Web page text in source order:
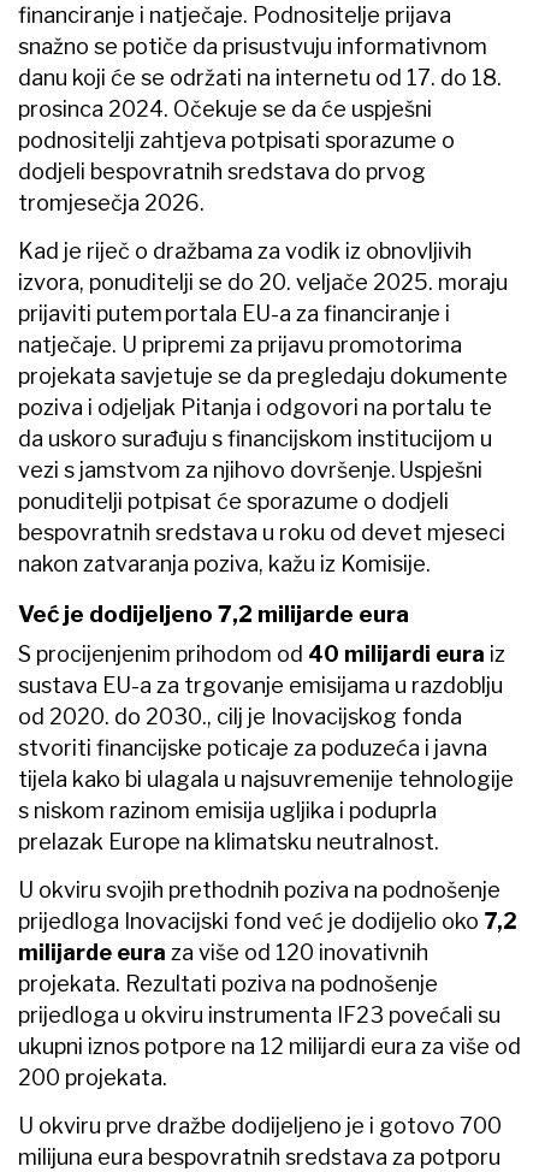
financiranje i natječaje. Podnositelje prijava
snažno se potiče da prisustvuju informativnom
danu koji će se održati na internetu od 17. do 18.
prosinca 2024. Očekuje se da će uspješni
podnositelji zahtjeva potpisati sporazume o
dodjeli bespovratnih sredstava do prvog
tromjesečja 2026.
Kad je riječ o dražbama za vodik iz obnovljivih
izvora, ponuditelji se do 20. veljače 2025. moraju
prijaviti putem portala EU-a za financiranje i
natječaje. U pripremi za prijavu promotorima
projekata savjetuje se da pregledaju dokumente
poziva i odjeljak Pitanja i odgovori na portalu te
da uskoro surađuju s financijskom institucijom u
vezi s jamstvom za njihovo dovršenje. Uspješni
ponuditelji potpisat će sporazume o dodjeli
bespovratnih sredstava u roku od devet mjeseci
nakon zatvaranja poziva, kažu iz Komisije.
Već je dodijeljeno 7,2 milijarde eura
S procijenjenim prihodom od 40 milijardi eura iz
sustava EU-a za trgovanje emisijama u razdoblju
od 2020. do 2030., cilj je Inovacijskog fonda
stvoriti financijske poticaje za poduzeća i javna
tijela kako bi ulagala u najsuvremenije tehnologije
s niskom razinom emisija ugljika i poduprla
prelazak Europe na klimatsku neutralnost.
U okviru svojih prethodnih poziva na podnošenje
prijedloga Inovacijski fond već je dodijelio oko 7,2
milijarde eura za više od 120 inovativnih
projekata. Rezultati poziva na podnošenje
prijedloga u okviru instrumenta IF23 povećali su
ukupni iznos potpore na 12 milijardi eura za više od
200 projekata.
U okviru prve dražbe dodijeljeno je i gotovo 700
milijuna eura bespovratnih sredstava za potporu